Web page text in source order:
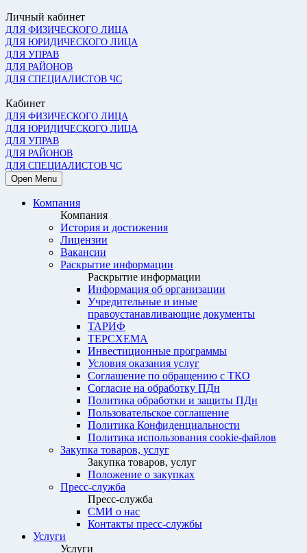
Личный кабинет
ДЛЯ ФИЗИЧЕСКОГО ЛИЦА
ДЛЯ ЮРИДИЧЕСКОГО ЛИЦА
ДЛЯ УПРАВ
ДЛЯ РАЙОНОВ
ДЛЯ СПЕЦИАЛИСТОВ ЧС
Кабинет
ДЛЯ ФИЗИЧЕСКОГО ЛИЦА
ДЛЯ ЮРИДИЧЕСКОГО ЛИЦА
ДЛЯ УПРАВ
ДЛЯ РАЙОНОВ
ДЛЯ СПЕЦИАЛИСТОВ ЧС
Open Menu
Компания
Компания
История и достижения
Лицензии
Вакансии
Раскрытие информации
Раскрытие информации
Информация об организации
Учредительные и иные
правоустанавливающие документы
ТАРИФ
ТЕРСХЕМА
Инвестиционные программы
Условия оказания услуг
Соглашение по обращению с ТКО
Согласие на обработку ПДн
Политика обработки и защиты ПДн
Пользовательское соглашение
Политика Конфиденциальности
Политика использования cookie-файлов
Закупка товаров, услуг
Закупка товаров, услуг
Положение о закупках
Пресс-служба
Пресс-служба
СМИ о нас
Контакты пресс-службы
Услуги
Услуги